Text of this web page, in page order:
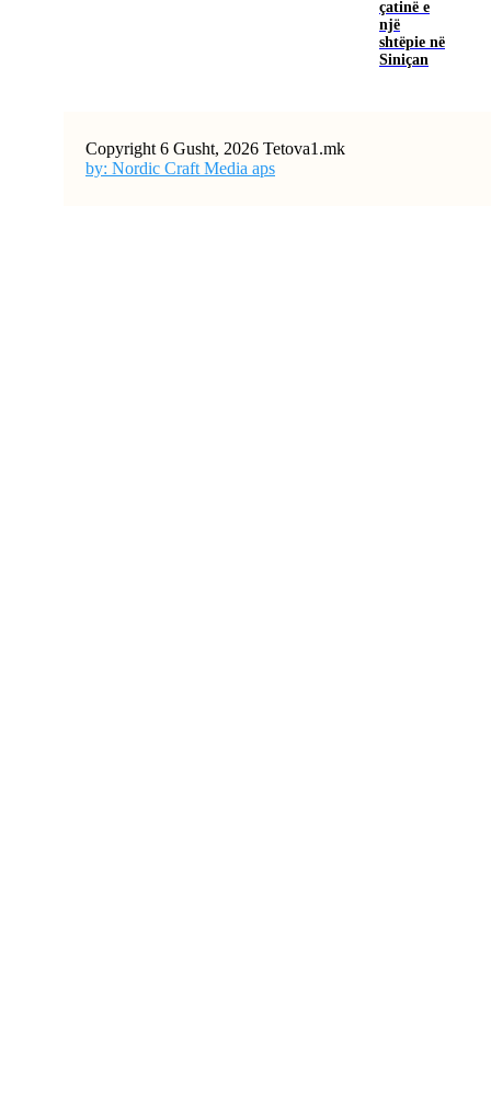
çatinë e
një
shtëpie në
Siniçan
Copyright 6 Gusht, 2026 Tetova1.mk
by: Nordic Craft Media aps